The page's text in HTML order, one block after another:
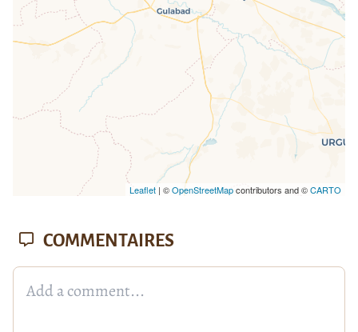
Leaflet| ©OpenStreetMapcontributors and ©CARTO
COMMENTAIRES